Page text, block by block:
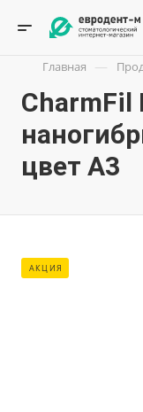
Главная —
CharmFil
цвет А3
АКЦИЯ